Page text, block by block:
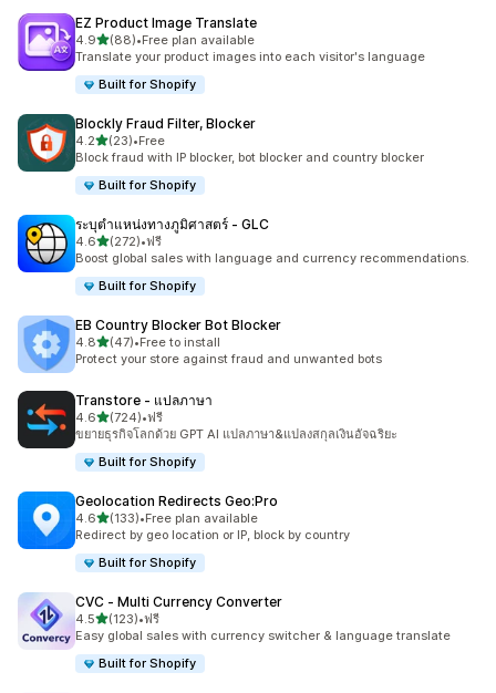
EZ Product Image Translate
4.9เต็ม 5 ดาว
(88)
ทั้งหมด 88 รีวิว
•Free plan available
Translate your product images into each visitor's language
Built for Shopify
Blockly Fraud Filter, Blocker
4.2เต็ม 5 ดาว
(23)
ทั้งหมด 23 รีวิว
•Free
Block fraud with IP blocker, bot blocker and country blocker
Built for Shopify
ระบุตำแหน่งทางภูมิศาสตร์ ‑ GLC
4.6เต็ม 5 ดาว
(272)
ทั้งหมด 272 รีวิว
•ฟรี
Boost global sales with language and currency recommendations.
Built for Shopify
EB Country Blocker Bot Blocker
4.8เต็ม 5 ดาว
(47)
ทั้งหมด 47 รีวิว
•Free to install
Protect your store against fraud and unwanted bots
Transtore ‑ แปลภาษา
4.6เต็ม 5 ดาว
(724)
ทั้งหมด 724 รีวิว
•ฟรี
ขยายธุรกิจโลกด้วย GPT AI แปลภาษา&แปลงสกุลเงินอัจฉริยะ
Built for Shopify
Geolocation Redirects Geo:Pro
4.6เต็ม 5 ดาว
(133)
ทั้งหมด 133 รีวิว
•Free plan available
Redirect by geo location or IP, block by country
Built for Shopify
CVC ‑ Multi Currency Converter
4.5เต็ม 5 ดาว
(123)
ทั้งหมด 123 รีวิว
•ฟรี
Easy global sales with currency switcher & language translate
Built for Shopify